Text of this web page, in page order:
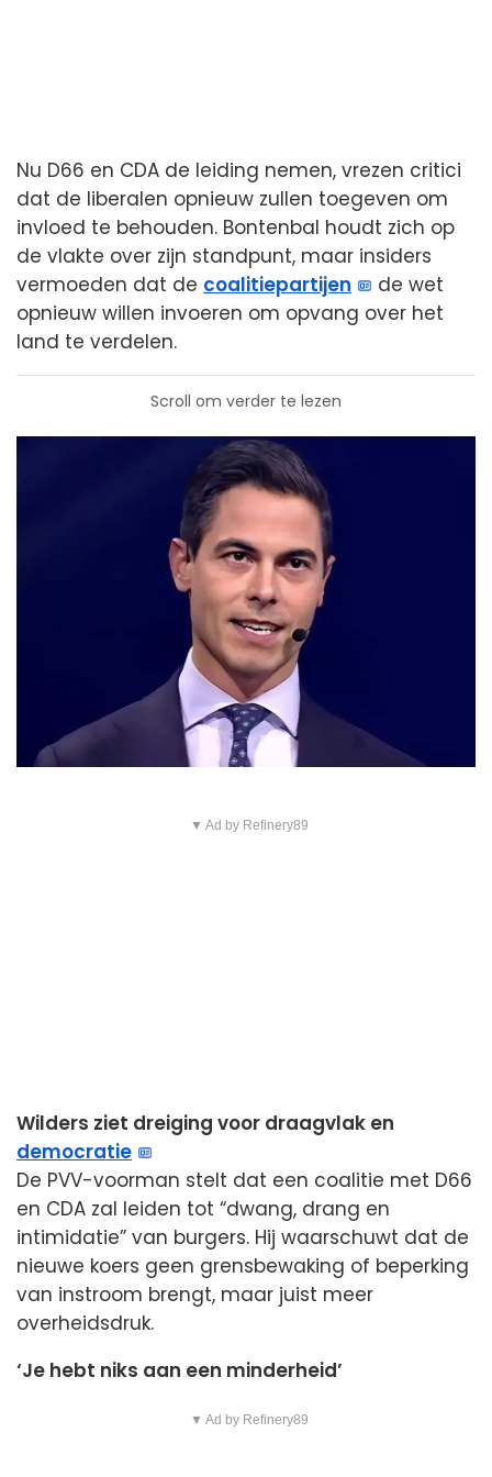
Nu D66 en CDA de leiding nemen, vrezen critici
dat de liberalen opnieuw zullen toegeven om
invloed te behouden. Bontenbal houdt zich op
de vlakte over zijn standpunt, maar insiders
vermoeden dat de coalitiepartijen
de wet
opnieuw willen invoeren om opvang over het
land te verdelen.
Scroll om verder te lezen
▼ Ad by Refinery89
Wilders ziet dreiging voor draagvlak en
democratie
De PVV-voorman stelt dat een coalitie met D66
en CDA zal leiden tot “dwang, drang en
intimidatie” van burgers. Hij waarschuwt dat de
nieuwe koers geen grensbewaking of beperking
van instroom brengt, maar juist meer
overheidsdruk.
‘Je hebt niks aan een minderheid’
▼ Ad by Refinery89